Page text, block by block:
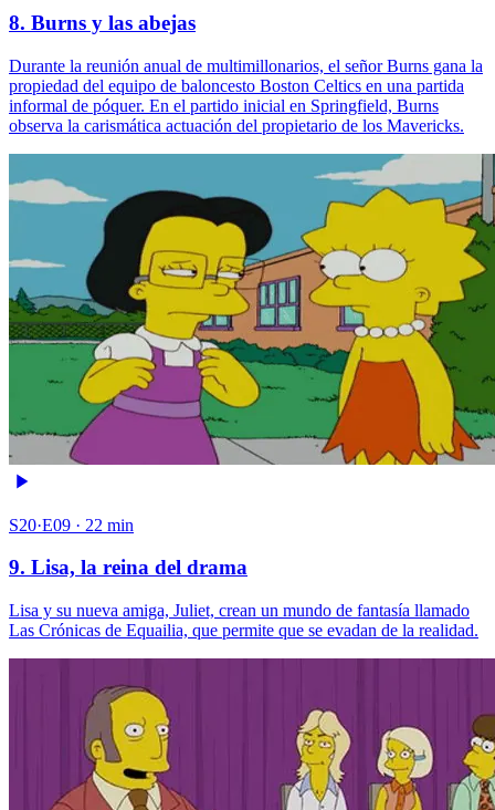
8. Burns y las abejas
Durante la reunión anual de multimillonarios, el señor Burns gana la
propiedad del equipo de baloncesto Boston Celtics en una partida
informal de póquer. En el partido inicial en Springfield, Burns
observa la carismática actuación del propietario de los Mavericks.
S20·E09 · 22 min
9. Lisa, la reina del drama
Lisa y su nueva amiga, Juliet, crean un mundo de fantasía llamado
Las Crónicas de Equailia, que permite que se evadan de la realidad.